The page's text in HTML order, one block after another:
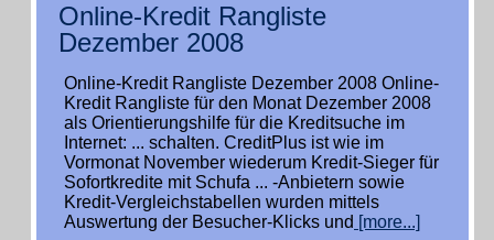
Online-Kredit Rangliste
Dezember 2008
Online-Kredit Rangliste Dezember 2008 Online-
Kredit Rangliste für den Monat Dezember 2008
als Orientierungshilfe für die Kreditsuche im
Internet: ... schalten. CreditPlus ist wie im
Vormonat November wiederum Kredit-Sieger für
Sofortkredite mit Schufa ... -Anbietern sowie
Kredit-Vergleichstabellen wurden mittels
Auswertung der Besucher-Klicks und [more...]